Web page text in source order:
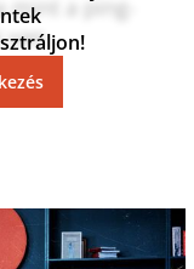
mint a ping-
van.